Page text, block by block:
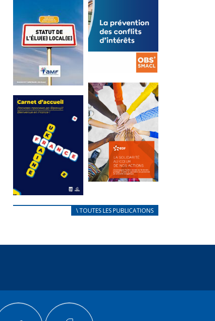
Statut de
l’élu local
Mise à jour avril
2024
FEUILLETER
La
prévention
des conflits
d’intérêts
18 septembre 2023
FEUILLETER
au coeur de
nos actions
en France,...
FEUILLETER
\ TOUTES LES PUBLICATIONS